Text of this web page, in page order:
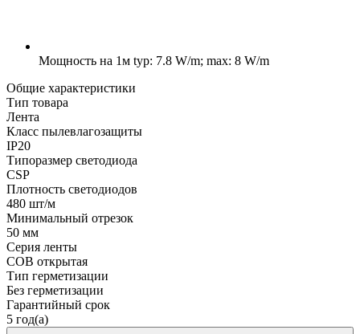
Мощность на 1м typ: 7.8 W/m; max: 8 W/m
Общие характеристики
Тип товара
Лента
Класс пылевлагозащиты
IP20
Типоразмер светодиода
CSP
Плотность светодиодов
480 шт/м
Минимальный отрезок
50 мм
Серия ленты
COB открытая
Тип герметизации
Без герметизации
Гарантийный срок
5 год(а)